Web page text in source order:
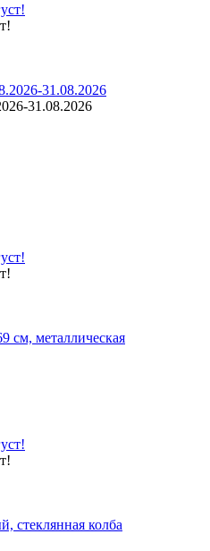
31.08.2026
см, металлическая
стеклянная колба